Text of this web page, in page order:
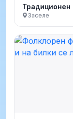
Традиционен
Заселе